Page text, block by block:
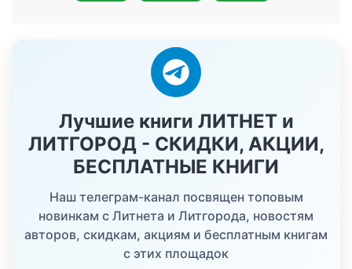
Лучшие книги ЛИТНЕТ и
ЛИТГОРОД - СКИДКИ, АКЦИИ,
БЕСПЛАТНЫЕ КНИГИ
Наш телеграм-канал посвящен топовым
новинкам с Литнета и Литгорода, новостям
авторов, скидкам, акциям и бесплатным книгам
с этих площадок